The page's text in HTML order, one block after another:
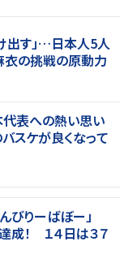
出す」…日本人5人
衣の挑戦の原動力
代表への熱い思い
スケが良くなって
びりーばぼー」
成！ １４日は３７